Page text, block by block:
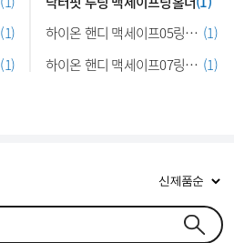
(1) 하이온 핸디 맥세이프05링홀더 (1)
(1) 하이온 핸디 맥세이프07링홀더 (1)